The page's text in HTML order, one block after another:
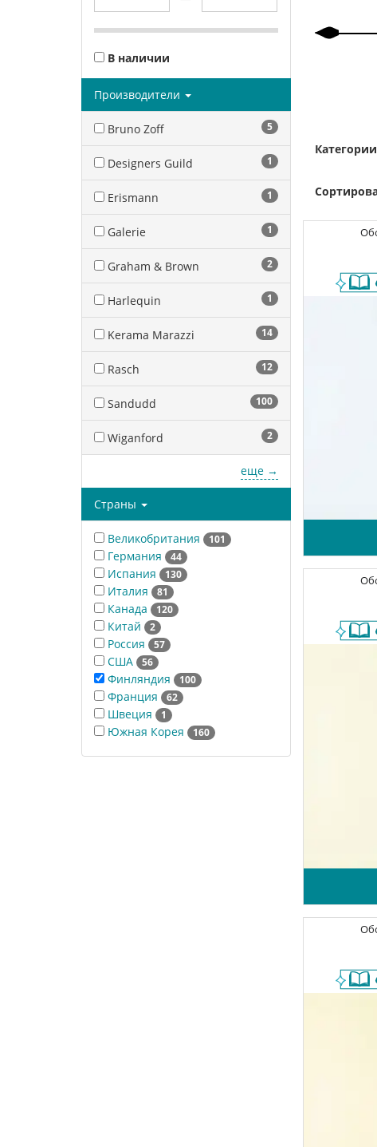
В наличии
Производители
Bruno Zoff 5
Designers Guild 1
Erismann 1
Galerie 1
Graham & Brown 2
Harlequin 1
Kerama Marazzi 14
Rasch 12
Sandudd 100
Wiganford 2
еще →
Страны
Великобритания 101
Германия 44
Испания 130
Италия 81
Канада 120
Китай 2
Россия 57
США 56
Финляндия 100
Франция 62
Швеция 1
Южная Корея 160